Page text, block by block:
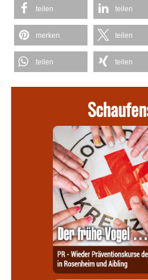
teilen teilen
merken teilen
teilen teilen